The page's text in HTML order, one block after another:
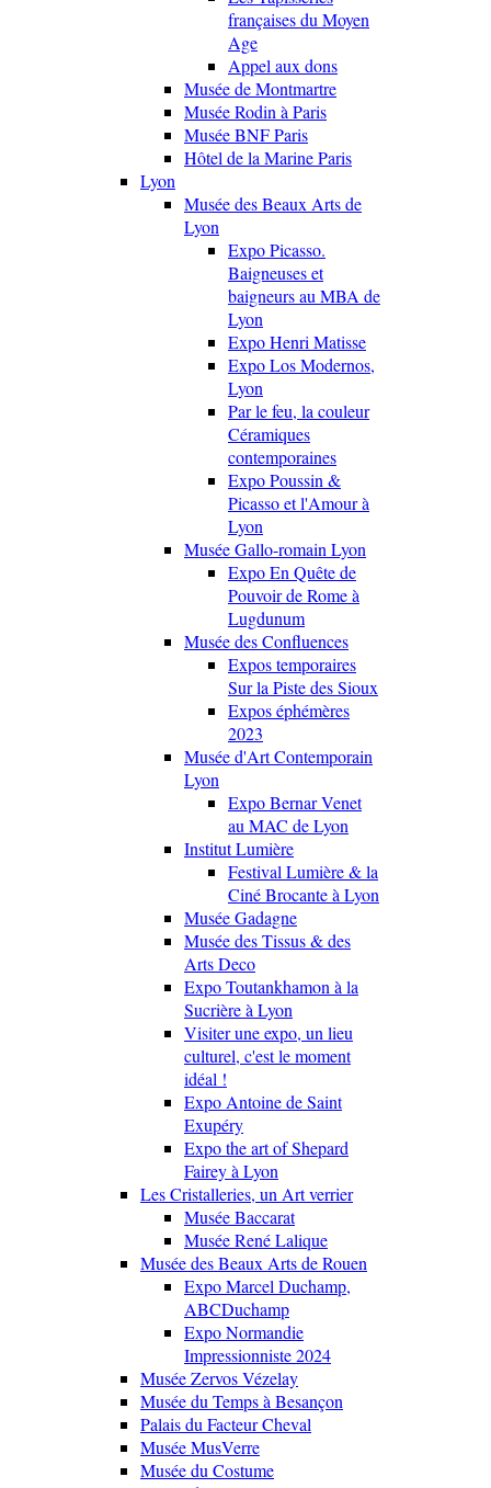
françaises du Moyen
Age
Appel aux dons
Musée de Montmartre
Musée Rodin à Paris
Musée BNF Paris
Hôtel de la Marine Paris
Lyon
Musée des Beaux Arts de
Lyon
Expo Picasso.
Baigneuses et
baigneurs au MBA de
Lyon
Expo Henri Matisse
Expo Los Modernos,
Lyon
Par le feu, la couleur
Céramiques
contemporaines
Expo Poussin &
Picasso et l'Amour à
Lyon
Musée Gallo-romain Lyon
Expo En Quête de
Pouvoir de Rome à
Lugdunum
Musée des Confluences
Expos temporaires
Sur la Piste des Sioux
Expos éphémères
2023
Musée d'Art Contemporain
Lyon
Expo Bernar Venet
au MAC de Lyon
Institut Lumière
Festival Lumière & la
Ciné Brocante à Lyon
Musée Gadagne
Musée des Tissus & des
Arts Deco
Expo Toutankhamon à la
Sucrière à Lyon
Visiter une expo, un lieu
culturel, c'est le moment
idéal !
Expo Antoine de Saint
Exupéry
Expo the art of Shepard
Fairey à Lyon
Les Cristalleries, un Art verrier
Musée Baccarat
Musée René Lalique
Musée des Beaux Arts de Rouen
Expo Marcel Duchamp,
ABCDuchamp
Expo Normandie
Impressionniste 2024
Musée Zervos Vézelay
Musée du Temps à Besançon
Palais du Facteur Cheval
Musée MusVerre
Musée du Costume